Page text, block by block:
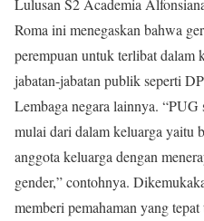
Lulusan S2 Academia
Roma ini menegaskan bahwa
perempuan untuk terlibat dalam
jabatan-jabatan publik seperti
Lembaga negara lainnya. “PUG
mulai dari dalam keluarga yaitu
anggota keluarga dengan
gender,” contohnya.
memberi pemahaman yang